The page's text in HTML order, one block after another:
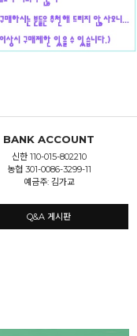
BANK ACCOUNT
신한 110-015-802210
농협 301-0086-3299-11
예금주: 김가교
Q&A 게시판